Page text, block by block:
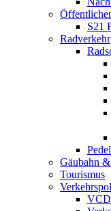
S21
Radverkehr
Gäubahn
Tourismus
VCD